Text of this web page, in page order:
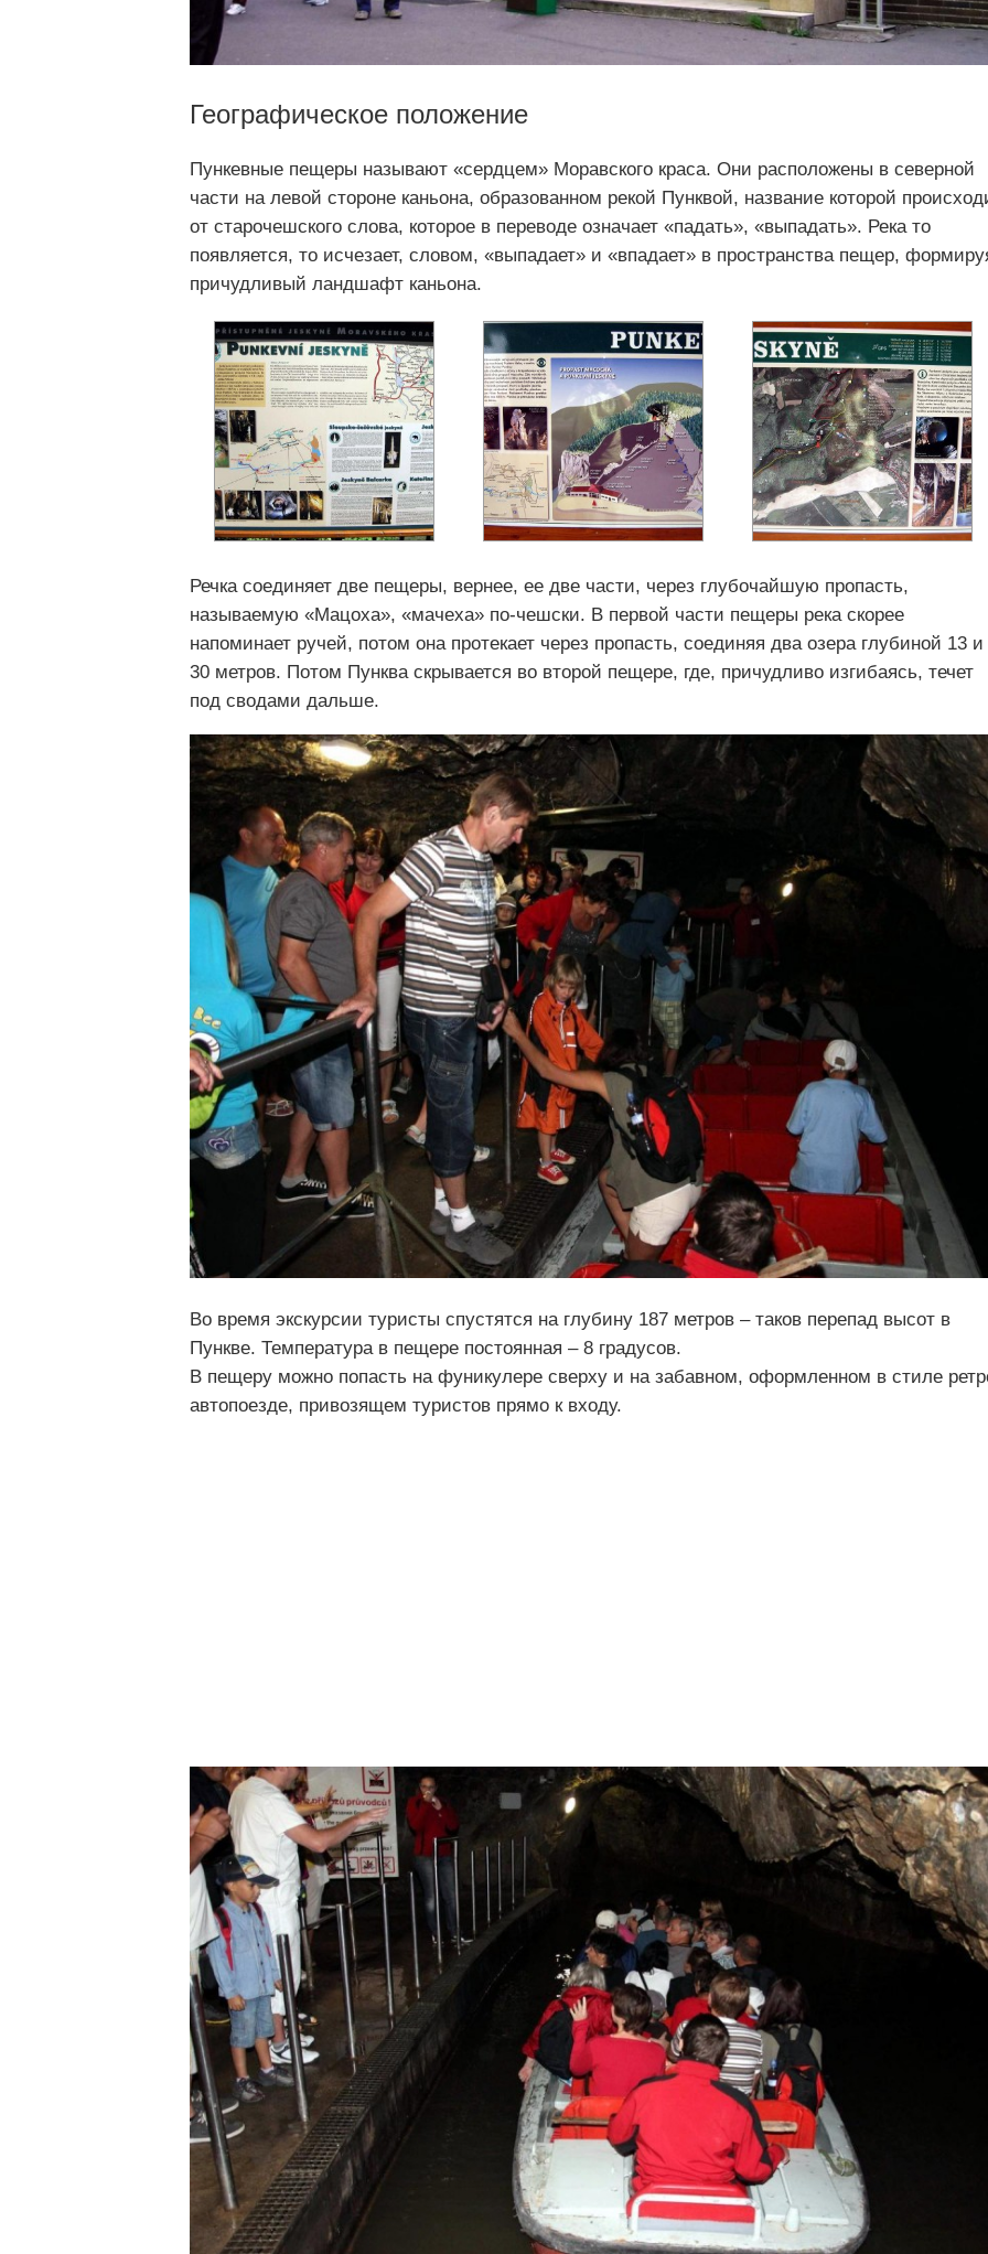
Географическое положение
Пункевные пещеры называют «сердцем» Моравского краса. Они расположены в северной
части на левой стороне каньона, образованном рекой Пунквой, название которой
от старочешского слова, которое в переводе означает «падать», «выпадать». Река то
появляется, то исчезает, словом, «выпадает» и «впадает» в пространства пещер,
причудливый ландшафт каньона.
Речка соединяет две пещеры, вернее, ее две части, через глубочайшую пропасть,
называемую «Мацоха», «мачеха» по-чешски. В первой части пещеры река скорее
напоминает ручей, потом она протекает через пропасть, соединяя два озера глубиной 13 и
30 метров. Потом Пунква скрывается во второй пещере, где, причудливо изгибаясь, течет
под сводами дальше.
Во время экскурсии туристы спустятся на глубину 187 метров – таков перепад высот в
Пункве. Температура в пещере постоянная – 8 градусов.
В пещеру можно попасть на фуникулере сверху и на забавном, оформленном в стиле
автопоезде, привозящем туристов прямо к входу.